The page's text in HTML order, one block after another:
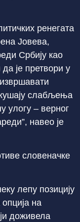
ренегата
Јовева,
Србију као
је претвори у
слабљења
улогу – верног
навео је
словеначке
лепу позицију
на
доживела